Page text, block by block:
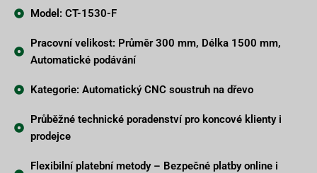
Model: CT-1530-F
Pracovní velikost: Průměr 300 mm, Délka 1500 mm,
Automatické podávání
Kategorie: Automatický CNC soustruh na dřevo
Průběžné technické poradenství pro koncové klienty i
prodejce
Flexibilní platební metody – Bezpečné platby online i